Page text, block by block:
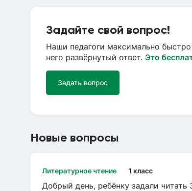
Задайте свой вопрос!
Наши педагоги максимально
него развёрнутый ответ. Это
Задать вопрос
Новые вопросы
Литературное чтение 1 класс
Добрый день, ребёнку задали